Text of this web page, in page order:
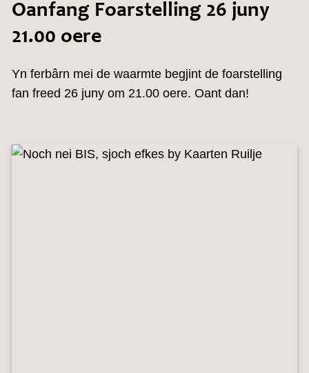
Oanfang Foarstelling 26 juny
21.00 oere
Yn ferbârn mei de waarmte begjint de foarstelling
fan freed 26 juny om 21.00 oere. Oant dan!